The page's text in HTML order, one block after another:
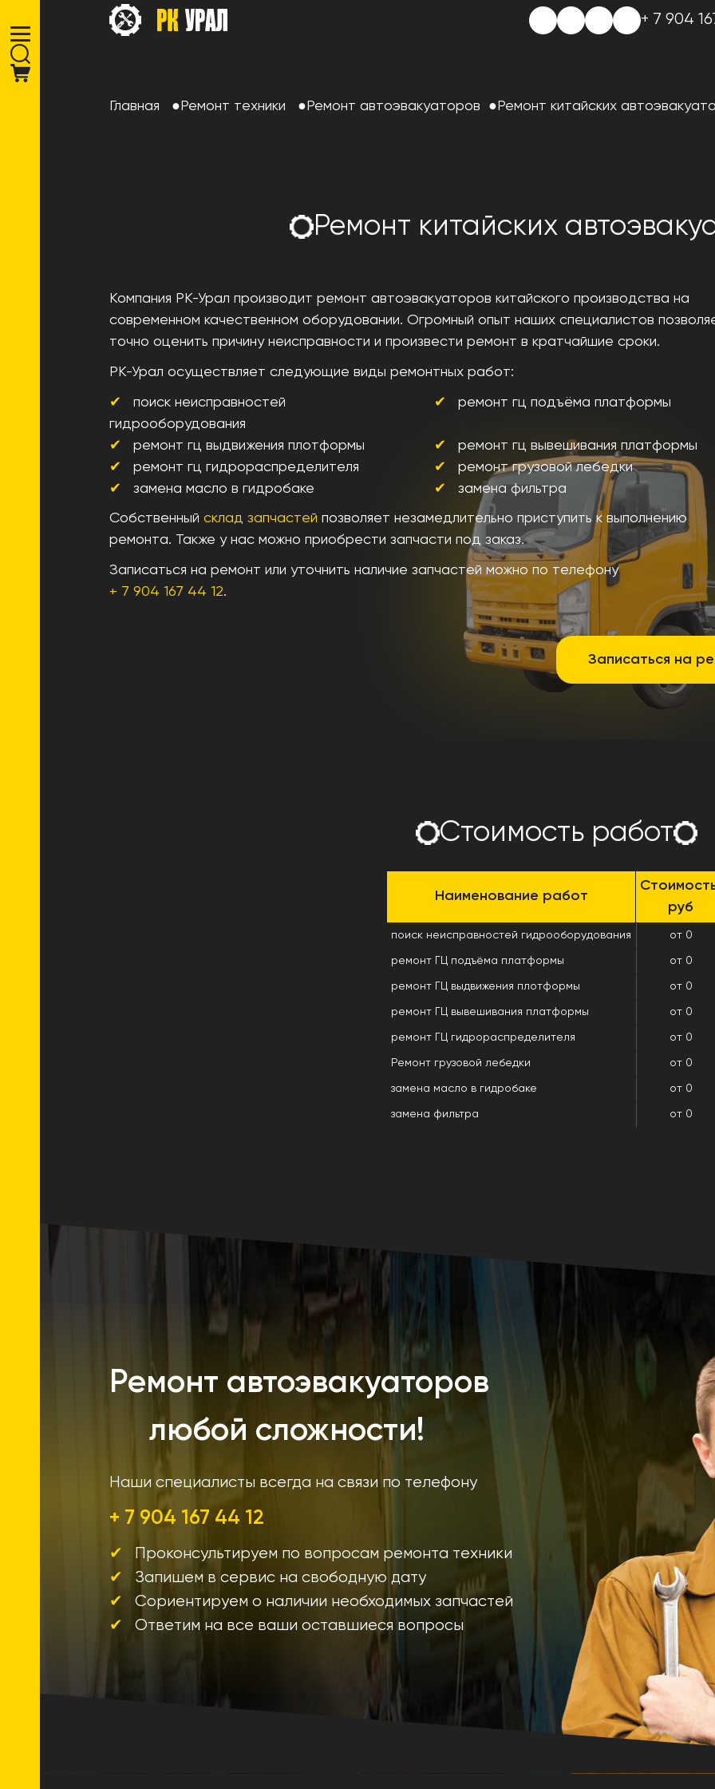
+ 7 904
Главная Ремонт техники Ремонт автоэвакуаторов Ремонт китайских
Ремонт китайских
Компания РК-Урал производит ремонт автоэвакуаторов китайского производства на
современном качественном оборудовании. Огромный опыт наших специалистов
точно оценить причину неисправности и произвести ремонт в кратчайшие сроки.
РК-Урал осуществляет следующие виды ремонтных работ:
поиск неисправностей
гидрооборудования
ремонт гц подъёма платформы
ремонт гц выдвижения плотформы
ремонт гц вывешивания платформы
ремонт гц гидрораспределителя
ремонт грузовой лебедки
замена масло в гидробаке
замена фильтра
Собственный склад запчастей позволяет незамедлительно приступить к выполнению
ремонта. Также у нас можно приобрести запчасти под заказ.
Записаться на ремонт или уточнить наличие запчастей можно по телефону
+ 7 904 167 44 12.
Записаться на
Стоимость работ
Наименование работ
руб
поиск неисправностей гидрооборудования от 0
ремонт ГЦ подъёма платформы от 0
ремонт ГЦ выдвижения плотформы от 0
ремонт ГЦ вывешивания платформы от 0
ремонт ГЦ гидрораспределителя от 0
Ремонт грузовой лебедки от 0
замена масло в гидробаке от 0
замена фильтра от 0
Ремонт автоэвакуаторов
любой сложности!
Наши специалисты всегда на связи по телефону
+ 7 904 167 44 12
Проконсультируем по вопросам ремонта техники
Запишем в сервис на свободную дату
Сориентируем о наличии необходимых запчастей
Ответим на все ваши оставшиеся вопросы